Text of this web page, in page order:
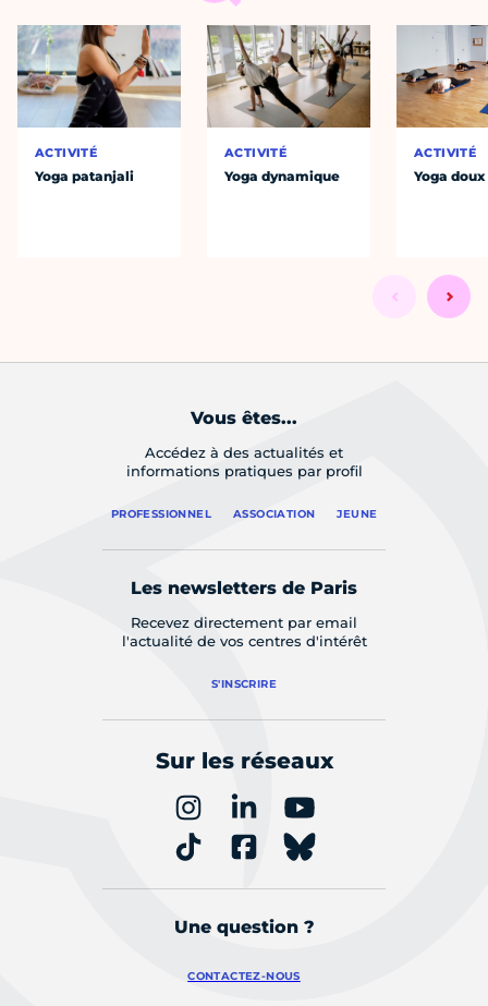
ACTIVITÉ
Yoga patanjali
ACTIVITÉ
Yoga dynamique
ACTIVITÉ
Yoga doux
Vous êtes...
Accédez à des actualités et
informations pratiques par profil
PROFESSIONNEL ASSOCIATION JEUNE
Les newsletters de Paris
Recevez directement par email
l'actualité de vos centres d'intérêt
S'INSCRIRE
Sur les réseaux
Une question ?
CONTACTEZ-NOUS